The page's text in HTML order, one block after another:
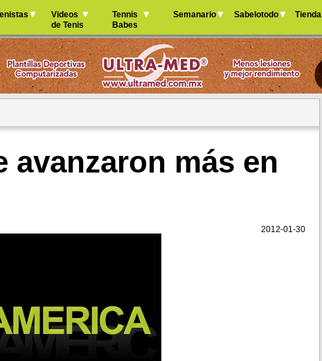
Jump to navigation
Videos
de Tenis
Tennis
Babes
Semanario Sabelotodo Tienda
avanzaron más en
2012-01-30